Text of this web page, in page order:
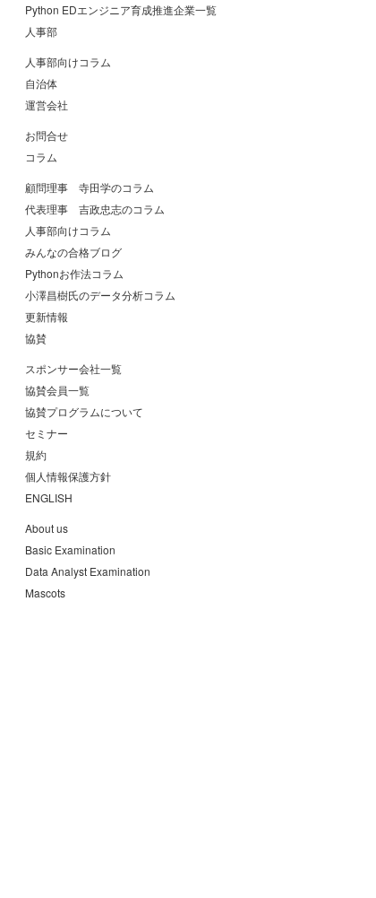
Python EDエンジニア育成推進企業一覧
人事部
人事部向けコラム
自治体
運営会社
お問合せ
コラム
顧問理事 寺田学のコラム
代表理事 吉政忠志のコラム
人事部向けコラム
みんなの合格ブログ
Pythonお作法コラム
小澤昌樹氏のデータ分析コラム
更新情報
協賛
スポンサー会社一覧
協賛会員一覧
協賛プログラムについて
セミナー
規約
個人情報保護方針
ENGLISH
About us
Basic Examination
Data Analyst Examination
Mascots